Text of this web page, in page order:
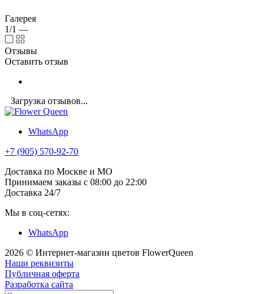
Галерея
1/1 —
Отзывы
Оставить отзыв
Загрузка отзывов...
WhatsApp
+7 (905) 570-92-70
Доставка по Москве и МО
Принимаем заказы с 08:00 до 22:00
Доставка 24/7
Мы в соц-сетях:
WhatsApp
2026 © Интернет-магазин цветов FlowerQueen
Наши реквизиты
Публичная оферта
Разработка сайта